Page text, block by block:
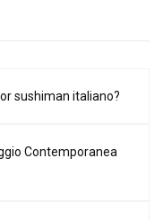
sushiman italiano?
Contemporanea